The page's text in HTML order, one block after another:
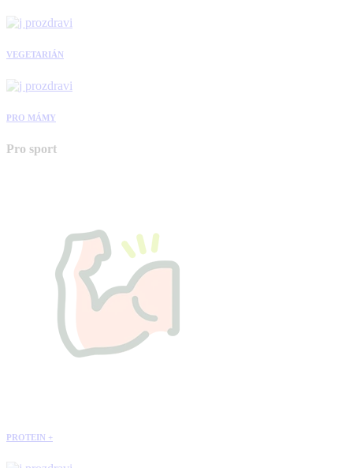
VEGETARIÁN
PRO MÁMY
Pro sport
PROTEIN +